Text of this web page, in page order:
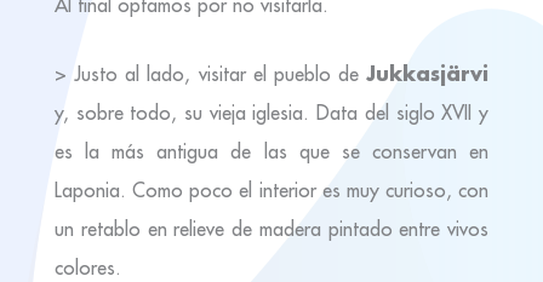
> Justo al lado, visitar el pueblo de Jukkasjärvi
y, sobre todo, su vieja iglesia. Data del siglo XVII y
es la más antigua de las que se conservan en
Laponia. Como poco el interior es muy curioso, con
un retablo en relieve de madera pintado entre vivos
colores.